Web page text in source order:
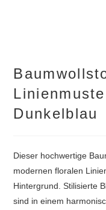
Dunkelblau
Dieser hochwertige
modernen floralen
Hintergrund. Stilisierte
sind in einem